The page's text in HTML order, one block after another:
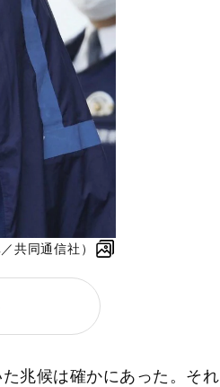
共同通信社）
兆候は確かにあった。それ